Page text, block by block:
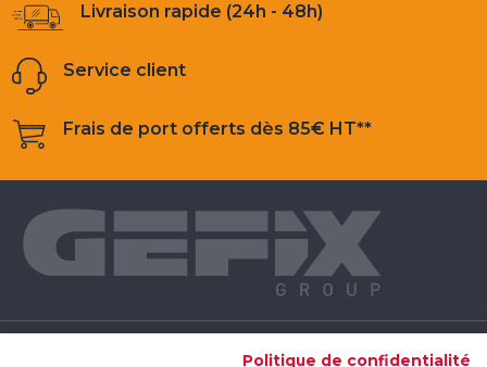
Livraison rapide (24h - 48h)
Service client
Frais de port offerts dès 85€ HT**
Politique de confidentialité